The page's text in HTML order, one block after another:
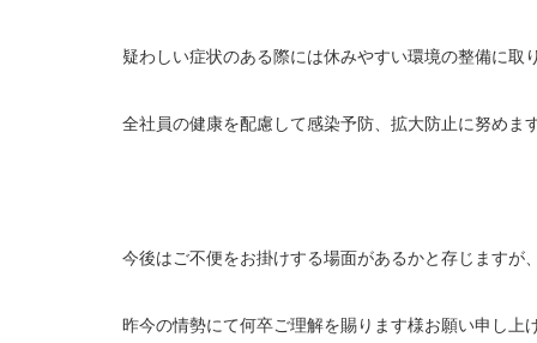
疑わしい症状のある際には休みやすい環境の整備に取
全社員の健康を配慮して感染予防、拡大防止に努めま
今後はご不便をお掛けする場面があるかと存じますが、
昨今の情勢にて何卒ご理解を賜ります様お願い申し上